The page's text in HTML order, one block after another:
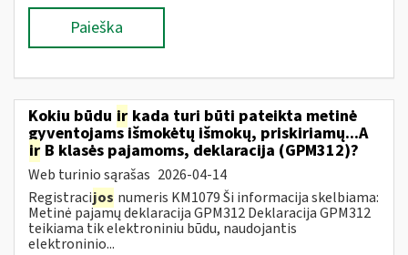
Paieška
Kokiu būdu ir kada turi būti pateikta metinė
gyventojams išmokėtų išmokų, priskiriamų...A
ir B klasės pajamoms, deklaracija (GPM312)?
Web turinio sąrašas 2026-04-14
Registracijos numeris KM1079 Ši informacija skelbiama:
Metinė pajamų deklaracija GPM312 Deklaracija GPM312
teikiama tik elektroniniu būdu, naudojantis
elektroninio...